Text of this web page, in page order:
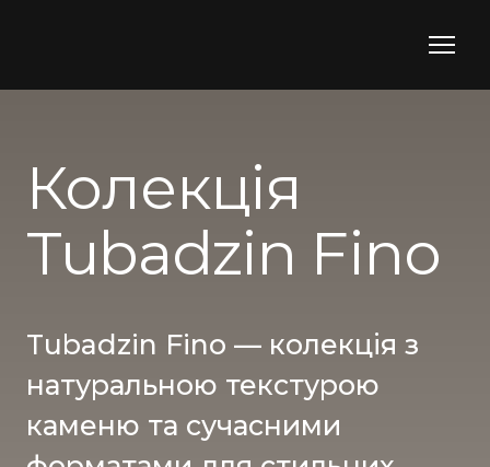
Колекція
Tubadzin Fino
Tubadzin Fino — колекція з
натуральною текстурою
каменю та сучасними